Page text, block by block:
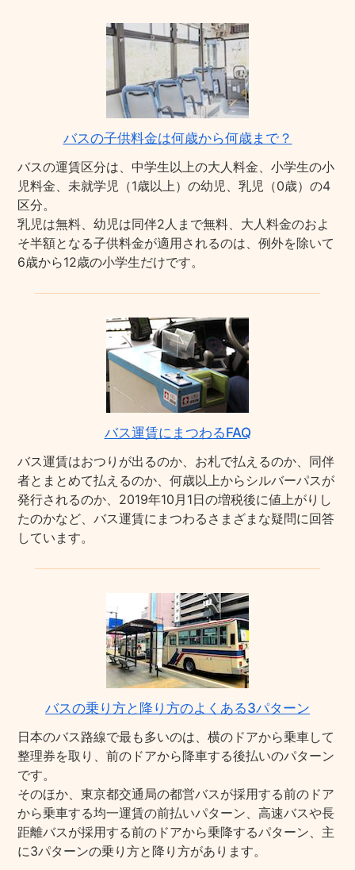
バスの子供料金は何歳から何歳まで？
バスの運賃区分は、中学生以上の大人料金、小学生の小
児料金、未就学児（1歳以上）の幼児、乳児（0歳）の4
区分。
乳児は無料、幼児は同伴2人まで無料、大人料金のおよ
そ半額となる子供料金が適用されるのは、例外を除いて
6歳から12歳の小学生だけです。
バス運賃にまつわるFAQ
バス運賃はおつりが出るのか、お札で払えるのか、同伴
者とまとめて払えるのか、何歳以上からシルバーパスが
発行されるのか、2019年10月1日の増税後に値上がりし
たのかなど、バス運賃にまつわるさまざまな疑問に回答
しています。
バスの乗り方と降り方のよくある3パターン
日本のバス路線で最も多いのは、横のドアから乗車して
整理券を取り、前のドアから降車する後払いのパターン
です。
そのほか、東京都交通局の都営バスが採用する前のドア
から乗車する均一運賃の前払いパターン、高速バスや長
距離バスが採用する前のドアから乗降するパターン、主
に3パターンの乗り方と降り方があります。